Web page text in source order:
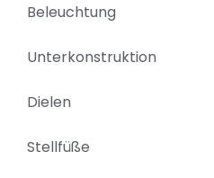
Beleuchtung
Unterkonstruktion
Dielen
Stellfüße